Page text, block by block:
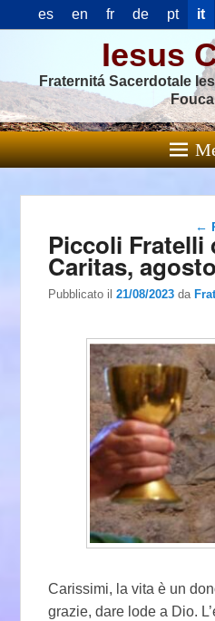
es en fr de pt it
Iesus
Fraternitá Sacerdotale
←
Piccoli Fratelli
Caritas,
Pubblicato il21/08/2023 da
Carissimi, la vita è un
grazie, dare lode a Dio.